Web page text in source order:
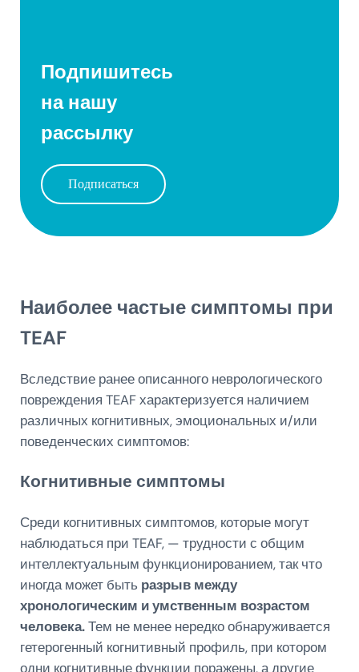
Подпишитесь
на нашу
рассылку
Подписаться
Наиболее частые симптомы при
TEAF
Вследствие ранее описанного неврологического
повреждения TEAF характеризуется наличием
различных когнитивных, эмоциональных и/или
поведенческих симптомов:
Когнитивные симптомы
Среди когнитивных симптомов, которые могут
наблюдаться при TEAF, — трудности с общим
интеллектуальным функционированием, так что
иногда может быть разрыв между
хронологическим и умственным возрастом
человека.Тем не менее нередко обнаруживается
гетерогенный когнитивный профиль, при котором
одни когнитивные функции поражены, а другие